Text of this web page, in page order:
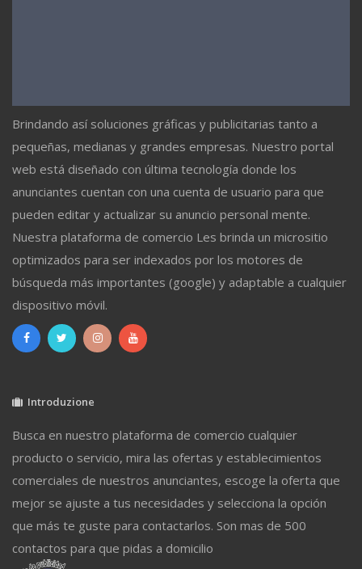
Brindando así soluciones gráficas y publicitarias tanto a
pequeñas, medianas y grandes empresas. Nuestro portal
web está diseñado con última tecnología donde los
anunciantes cuentan con una cuenta de usuario para que
pueden editar y actualizar su anuncio personal mente.
Nuestra plataforma de comercio Les brinda un micrositio
optimizados para ser indexados por los motores de
búsqueda más importantes (google) y adaptable a cualquier
dispositivo móvil.
Introduzione
Busca en nuestro plataforma de comercio cualquier
producto o servicio, mira las ofertas y establecimientos
comerciales de nuestros anunciantes, escoge la oferta que
mejor se ajuste a tus necesidades y selecciona la opción
que más te guste para contactarlos. Son mas de 500
contactos para que pidas a domicilio